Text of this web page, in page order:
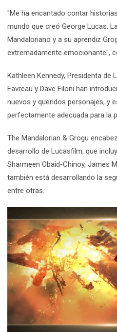
"Me ha encantado contar
mundo que creó George Lucas.
Mandaloriano y a su aprendiz
extremadamente emocionante",
Kathleen Kennedy, Presidenta de
Favreau y Dave Filoni han
nuevos y queridos personajes, y
perfectamente adecuada para la
The Mandalorian & Grogu
desarrollo de Lucasfilm, que
Sharmeen Obaid-Chinoy, James
también está desarrollando la
entre otras.